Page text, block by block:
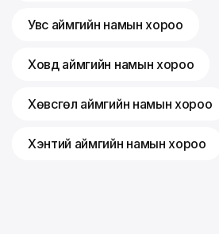
Увс аймгийн намын хороо
Ховд аймгийн намын хороо
Хөвсгөл аймгийн намын хороо
Хэнтий аймгийн намын хороо